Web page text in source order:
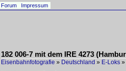
Forum Impressum
182 006-7 mit dem IRE 4273
Eisenbahnfotografie » Deutschland » E-Loks »